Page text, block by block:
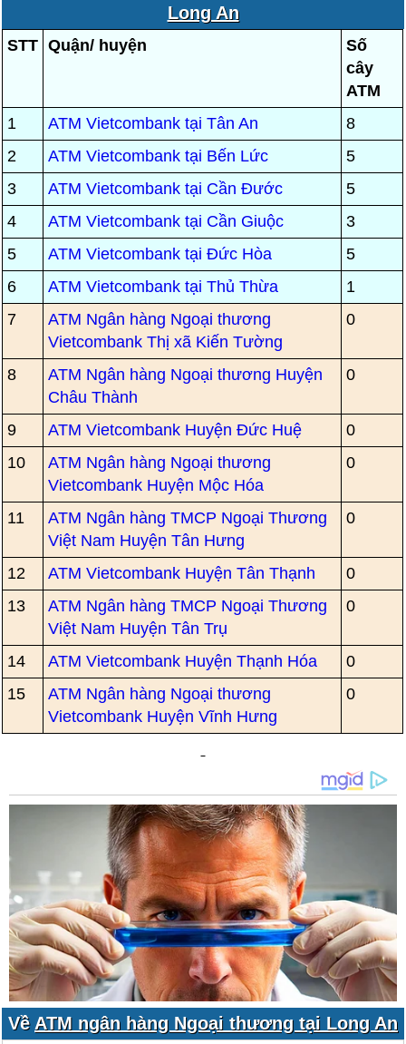
Long An
STT Quận/ huyện
Số
cây
ATM
1
ATM Vietcombank tại Tân An
8
2
ATM Vietcombank tại Bến Lức
5
3
ATM Vietcombank tại Cần Đước
5
4
ATM Vietcombank tại Cần Giuộc
3
5
ATM Vietcombank tại Đức Hòa
5
6
ATM Vietcombank tại Thủ Thừa
1
7
ATM Ngân hàng Ngoại thương
Vietcombank Thị xã Kiến Tường
0
8
ATM Ngân hàng Ngoại thương Huyện
Châu Thành
0
9 ATM Vietcombank Huyện Đức Huệ
0
10
ATM Ngân hàng Ngoại thương
Vietcombank Huyện Mộc Hóa
0
11
ATM Ngân hàng TMCP Ngoại Thương
Việt Nam Huyện Tân Hưng
0
12 ATM Vietcombank Huyện Tân Thạnh
0
13
ATM Ngân hàng TMCP Ngoại Thương
Việt Nam Huyện Tân Trụ
0
14 ATM Vietcombank Huyện Thạnh Hóa
0
15
ATM Ngân hàng Ngoại thương
Vietcombank Huyện Vĩnh Hưng
0
Về ATM ngân hàng Ngoại thương tại Long An